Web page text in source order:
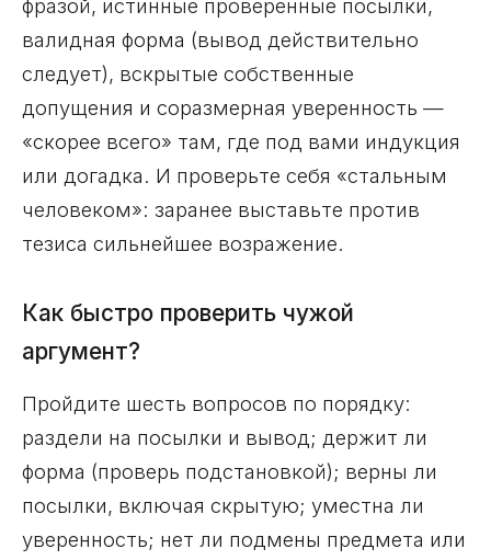
фразой, истинные проверенные посылки,
валидная форма (вывод действительно
следует), вскрытые собственные
допущения и соразмерная уверенность —
«скорее всего» там, где под вами индукция
или догадка. И проверьте себя «стальным
человеком»: заранее выставьте против
тезиса сильнейшее возражение.
Как быстро проверить чужой
аргумент?
Пройдите шесть вопросов по порядку:
раздели на посылки и вывод; держит ли
форма (проверь подстановкой); верны ли
посылки, включая скрытую; уместна ли
уверенность; нет ли подмены предмета или